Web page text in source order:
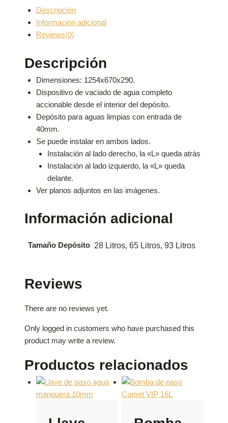
Descripción
Información adicional
Reviews(0)
Descripción
Dimensiones: 1254x670x290.
Dispositivo de vaciado de agua completo
accionable desde el interior del depósito.
Depósito para aguas limpias con entrada de
40mm.
Se puede instalar en ambos lados.
Instalación al lado derecho, la «L» queda atrás
Instalación al lado izquierdo, la «L» queda
delante.
Ver planos adjuntos en las imágenes.
Información adicional
Tamaño Depósito 28 Litros, 65 Litros, 93 Litros
Reviews
There are no reviews yet.
Only logged in customers who have purchased this
product may write a review.
Productos relacionados